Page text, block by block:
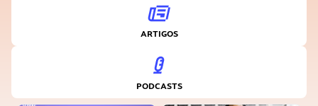
ARTIGOS
PODCASTS